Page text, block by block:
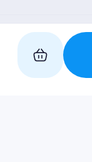
Folgen Sie uns